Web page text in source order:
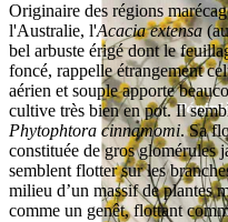
Originaire des régions
l'Australie, l'Acacia extensa
bel arbuste érigé dont le
foncé, rappelle étrangement
aérien et souple apporte
cultive très bien en pot. Il
Phytophtora cinnamomi. Sa
constituée de gros glomérules
semblent flotter sur les
milieu d’un massif de plantes
comme un genêt, flottant